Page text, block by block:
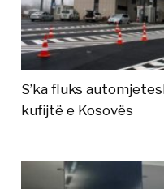
S’ka fluks
kufijtë e Kosovës